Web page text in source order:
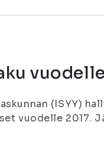
(ISYY)
vuodelle 2017.